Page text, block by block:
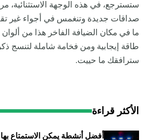
ستسترجع، في هذه الوجهة الاستثنائية،
صداقات جديدة وتنغمس في أجواء غير
ما في مكان الضيافة الفاخر هذا من ألوان
طاقة إيجابية ومن فخامة شاملة لتنسج
سترافقك ما حييت.
الأكثر قراءة
أفضل أنشطة يمكن الاستمتاع